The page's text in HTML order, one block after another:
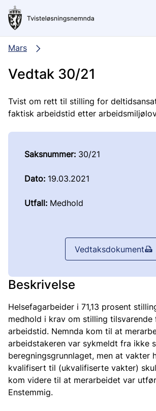
Hopp
hovedinnhold
Mars
Vedtak 30/21
Tvist om rett til stilling for
faktisk arbeidstid etter
Saksnummer: 30/21
Dato: 19.03.2021
Utfall: Medhold
Vedtaksdokument
Beskrivelse
Helsefagarbeider i 71,13 prosent
medhold i krav om stilling tilsvarende
arbeidstid. Nemnda kom til at
arbeidstakeren var sykmeldt fra ikke
beregningsgrunnlaget, men at vakter
kvalifisert til (ukvalifiserte vakter)
kom videre til at merarbeidet var
Enstemmig.